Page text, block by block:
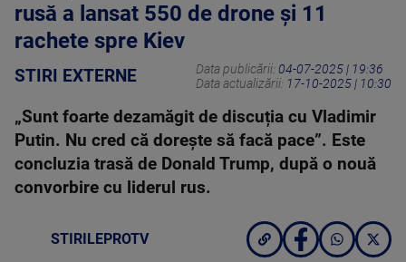
rusă a lansat 550 de drone și 11
rachete spre Kiev
STIRI EXTERNE Data publicării: 04-07-2025 | 19:36
Data actualizării: 17-10-2025 | 10:30
„Sunt foarte dezamăgit de discuția cu Vladimir
Putin. Nu cred că dorește să facă pace”. Este
concluzia trasă de Donald Trump, după o nouă
convorbire cu liderul rus.
STIRILEPROTV